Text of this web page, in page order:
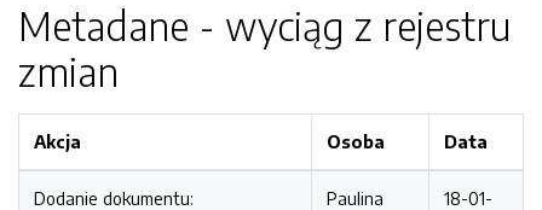
Metadane - wyciąg z rejestru
zmian
Akcja Osoba Data
Dodanie dokumentu:
Paulina
18-01-